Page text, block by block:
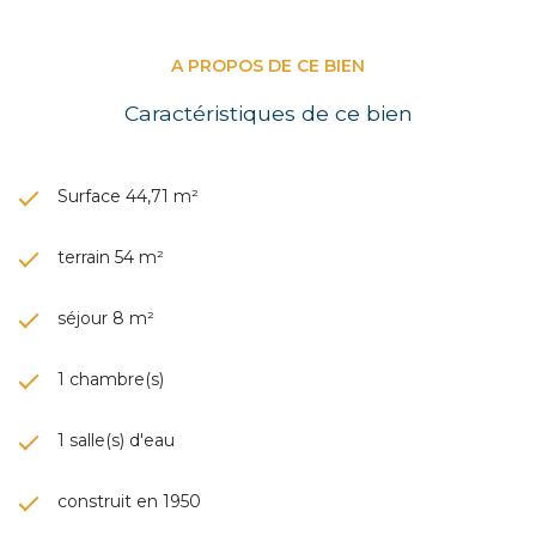
A PROPOS DE CE BIEN
Caractéristiques de ce bien
Surface 44,71 m²
terrain 54 m²
séjour 8 m²
1 chambre(s)
1 salle(s) d'eau
construit en 1950